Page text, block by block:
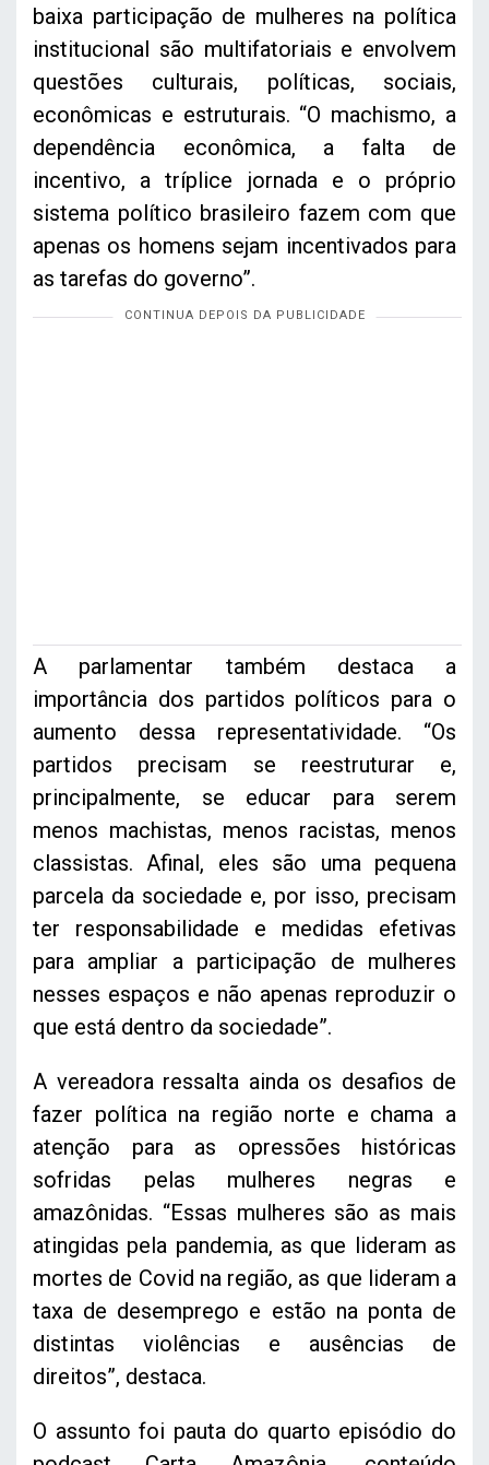
baixa participação de mulheres na política
institucional são multifatoriais e envolvem
questões culturais, políticas, sociais,
econômicas e estruturais. “O machismo, a
dependência econômica, a falta de
incentivo, a tríplice jornada e o próprio
sistema político brasileiro fazem com que
apenas os homens sejam incentivados para
as tarefas do governo”.
A parlamentar também destaca a
importância dos partidos políticos para o
aumento dessa representatividade. “Os
partidos precisam se reestruturar e,
principalmente, se educar para serem
menos machistas, menos racistas, menos
classistas. Afinal, eles são uma pequena
parcela da sociedade e, por isso, precisam
ter responsabilidade e medidas efetivas
para ampliar a participação de mulheres
nesses espaços e não apenas reproduzir o
que está dentro da sociedade”.
A vereadora ressalta ainda os desafios de
fazer política na região norte e chama a
atenção para as opressões históricas
sofridas pelas mulheres negras e
amazônidas. “Essas mulheres são as mais
atingidas pela pandemia, as que lideram as
mortes de Covid na região, as que lideram a
taxa de desemprego e estão na ponta de
distintas violências e ausências de
direitos”, destaca.
O assunto foi pauta do quarto episódio do